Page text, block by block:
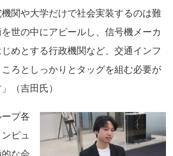
関や大学だけで社会実装するのは難
世の中にアピールし、信号機メーカ
めとする行政機関など、交通インフ
ろとしっかりとタッグを組む必要が
（吉田氏）
ープ各
ピュ
な会